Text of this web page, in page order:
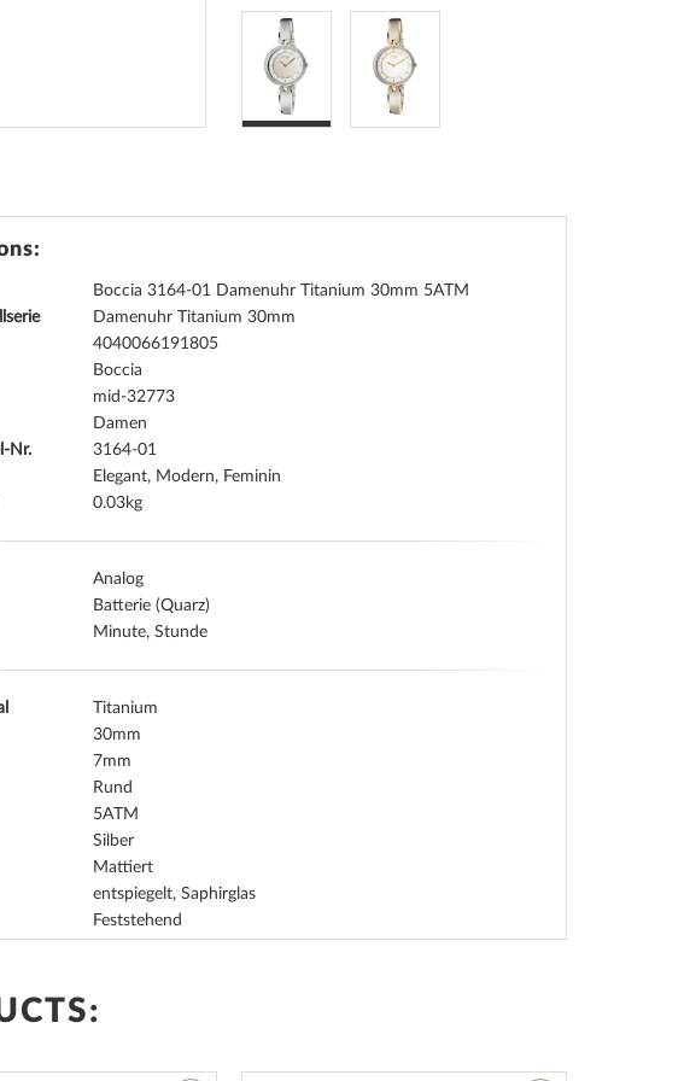
Boccia 3164-01 Damenuhr Titanium 30mm 5ATM
Damenuhr Titanium 30mm
4040066191805
Boccia
mid-32773
Damen
Nr.
3164-01
Elegant, Modern, Feminin
0.03
Analog
Batterie (Quarz)
Minute, Stunde
Titanium
30
7
Rund
5
Silber
Mattiert
entspiegelt, Saphirglas
Feststehend
Gliederarmband